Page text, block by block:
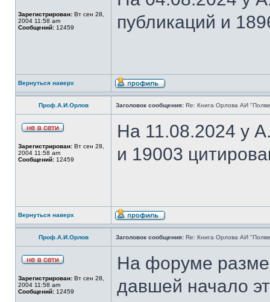
Зарегистрирован: Вт сен 28,
2004 11:58 am
Сообщений: 12459
публикаций и
Вернуться наверх
Проф.А.И.Орлов Заголовок сообщения: Re: Книга Орлова АИ
Зарегистрирован: Вт сен 28,
2004 11:58 am
Сообщений: 12459
На 11.08.2024 у
и 19003
Вернуться наверх
Проф.А.И.Орлов Заголовок сообщения: Re: Книга Орлова АИ
Зарегистрирован: Вт сен 28,
2004 11:58 am
Сообщений: 12459
На форуме
давшей начало